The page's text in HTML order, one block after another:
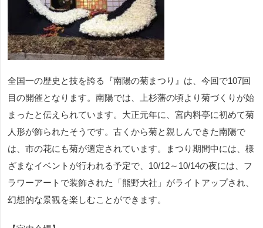
全国一の歴史と技を誇る『南陽の菊まつり』は、今回で107回
目の開催となります。南陽では、上杉藩の頃より菊づくりが始
まったと伝えられています。大正元年に、宮内料亭に初めて菊
人形が飾られたそうです。古くから菊と親しんできた南陽で
は、市の花にも菊が選定されています。まつり期間中には、様
ざまなイベントが行われる予定で、10/12～10/14の夜には、フ
ラワーアートで装飾された「熊野大社」がライトアップされ、
幻想的な景観を楽しむことができます。